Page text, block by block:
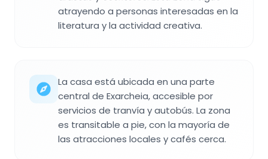
atrayendo a personas interesadas en la
literatura y la actividad creativa.
La casa está ubicada en una parte
central de Exarcheia, accesible por
servicios de tranvía y autobús. La zona
es transitable a pie, con la mayoría de
las atracciones locales y cafés cerca.